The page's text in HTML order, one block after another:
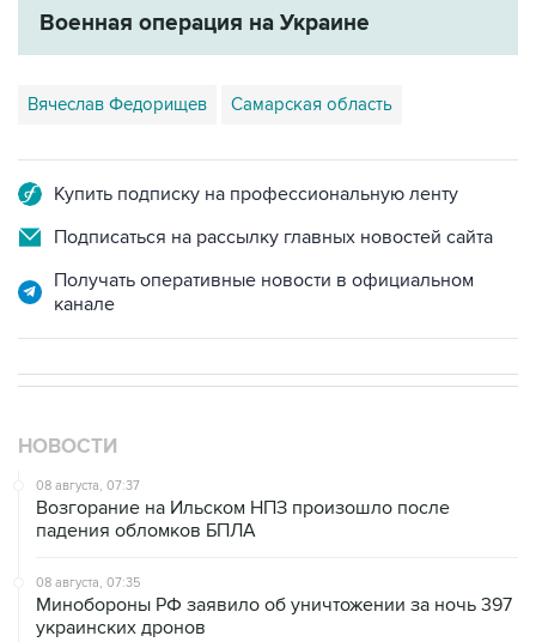
Военная операция на Украине
Вячеслав Федорищев Самарская область
Купить подписку на профессиональную ленту
Подписаться на рассылку главных новостей сайта
Получать оперативные новости в официальном
канале
НОВОСТИ
08 августа, 07:37
Возгорание на Ильском НПЗ произошло после
падения обломков БПЛА
08 августа, 07:35
Минобороны РФ заявило об уничтожении за ночь 397
украинских дронов